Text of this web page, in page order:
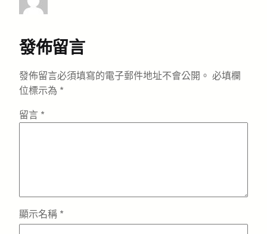
發佈留言
發佈留言必須填寫的電子郵件地址不會公開。 必填欄
位標示為 *
留言 *
顯示名稱 *